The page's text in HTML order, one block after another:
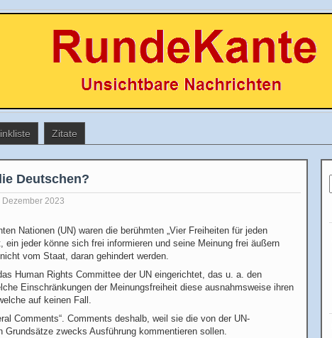
Zitate
Deutschen?
Dezember 2023
Nationen (UN) waren die berühmten „Vier Freiheiten für jeden
ein jeder könne sich frei informieren und seine Meinung frei äußern
vom Staat, daran gehindert werden.
Human Rights Committee der UN eingerichtet, das u. a. den
Einschränkungen der Meinungsfreiheit diese ausnahmsweise ihren
auf keinen Fall.
Comments“. Comments deshalb, weil sie die von der UN-
Grundsätze zwecks Ausführung kommentieren sollen.